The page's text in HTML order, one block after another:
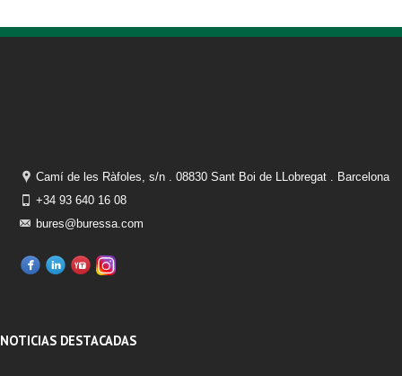
Camí de les Ràfoles, s/n . 08830 Sant Boi de LLobregat . Barcelona
+34 93 640 16 08
bures@buressa.com
NOTICIAS DESTACADAS